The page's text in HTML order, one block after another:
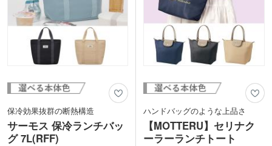
保冷効果抜群の断熱構造
サーモス 保冷ランチバッ
グ 7L(RFF)
ハンドバッグのような上品さ
【MOTTERU】セリナク
ーラーランチトート